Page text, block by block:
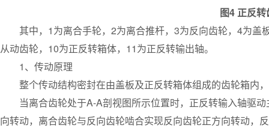
图4 正反
其中，1为离合手轮，2为离合推杆，3为反向齿轮，4为盖
从动齿轮，10为正反转箱体，11为正反转输出轴。
1、传动原理
整个传动结构密封在由盖板及正反转箱体组成的齿轮箱内
当离合齿轮处于A-A剖视图所示位置时，正反转输入轴驱动
向转动，离合齿轮与反向齿轮啮合实现反向齿轮正方向转动，